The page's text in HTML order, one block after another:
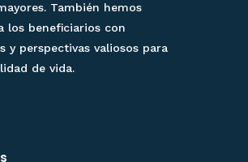
También hemos
los beneficiarios con
y perspectivas valiosos para
de vida.